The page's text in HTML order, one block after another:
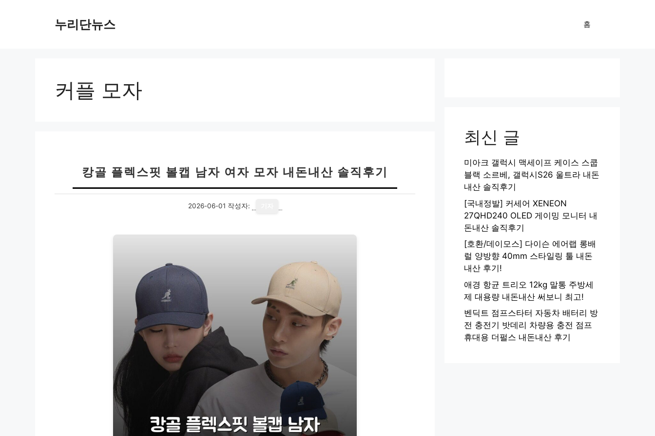
누리단뉴스 홈
커플 모자
캉골 플렉스핏 볼캡 남자 여자 모자 내돈내산 솔직후기
2026-06-01 작성자:
최신 글
미아크 갤럭시 맥세이프 케이스 스쿱
블랙 소르베, 갤럭시S26 울트라 내돈
내산 솔직후기
[국내정발] 커세어 XENEON
27QHD240 OLED 게이밍 모니터 내
돈내산 솔직후기
[호환/데이모스] 다이슨 에어랩 롱배
럴 양방향 40mm 스타일링 툴 내돈
내산 후기!
애경 항균 트리오 12kg 말통 주방세
제 대용량 내돈내산 써보니 최고!
벤딕트 점프스타터 자동차 배터리 방
전 충전기 밧데리 차량용 충전 점프
휴대용 더펄스 내돈내산 후기